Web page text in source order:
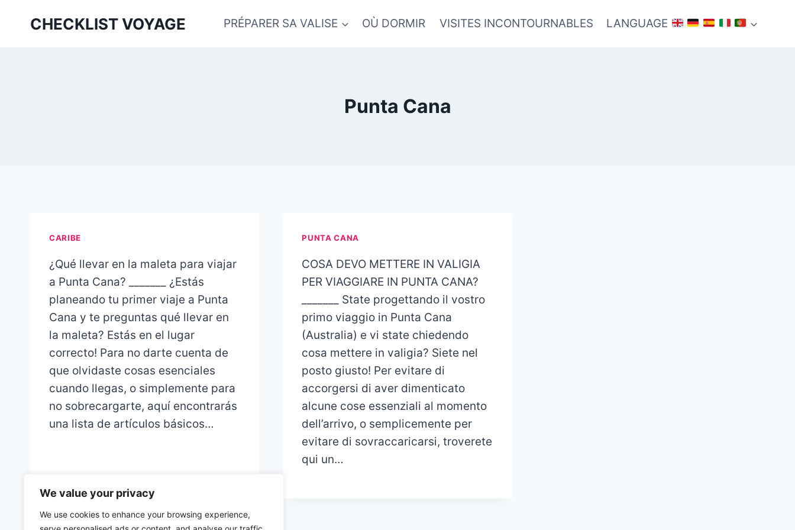
We value your privacy
We use cookies to enhance your browsing experience,
CHECKLIST VOYAGE PRÉPARER SA VALISE OÙ DORMIR VISITES INCONTOURNABLES LANGUAGE
Punta Cana
CARIBE
¿Qué llevar en la maleta para viajar
a Punta Cana? _______ ¿Estás
planeando tu primer viaje a Punta
Cana y te preguntas qué llevar en
la maleta? Estás en el lugar
correcto! Para no darte cuenta de
que olvidaste cosas esenciales
cuando llegas, o simplemente para
no sobrecargarte, aquí encontrarás
una lista de artículos básicos…
PUNTA CANA
COSA DEVO METTERE IN VALIGIA
PER VIAGGIARE IN PUNTA CANA?
_______ State progettando il vostro
primo viaggio in Punta Cana
(Australia) e vi state chiedendo
cosa mettere in valigia? Siete nel
posto giusto! Per evitare di
accorgersi di aver dimenticato
alcune cose essenziali al momento
dell’arrivo, o semplicemente per
evitare di sovraccaricarsi, troverete
qui un…